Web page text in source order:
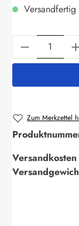
Produkt
Zum Merkzettel